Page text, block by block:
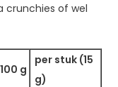
crunchies of wel
100 g
per stuk (15
g)